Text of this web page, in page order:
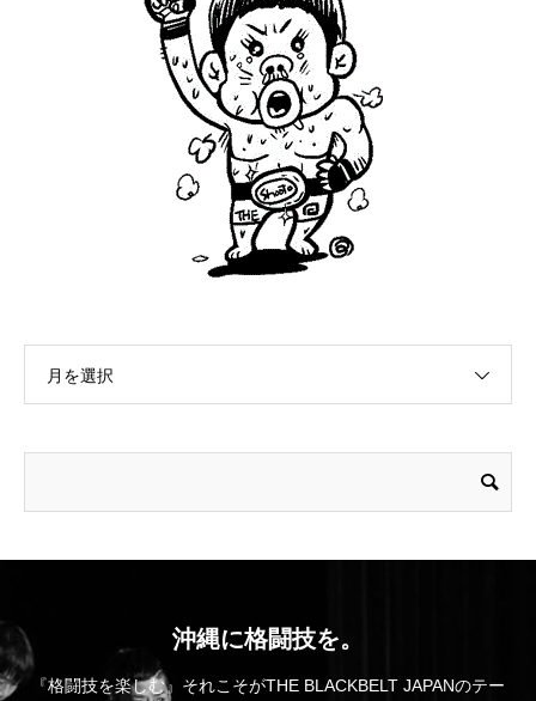
月を選択
沖縄に格闘技を。
『格闘技を楽しむ』それこそがTHE BLACKBELT JAPANのテー